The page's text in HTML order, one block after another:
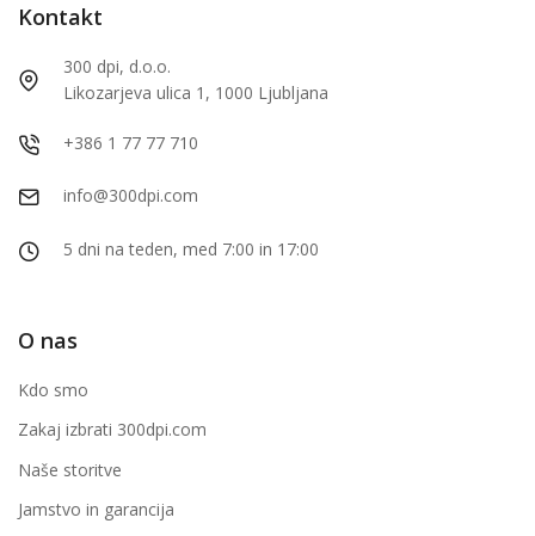
Kontakt
300 dpi, d.o.o.
Likozarjeva ulica 1, 1000 Ljubljana
+386 1 77 77 710
info@300dpi.com
5 dni na teden, med 7:00 in 17:00
O nas
Kdo smo
Zakaj izbrati 300dpi.com
Naše storitve
Jamstvo in garancija